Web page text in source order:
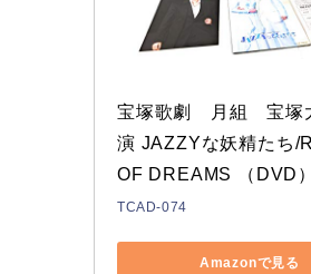
宝塚歌劇　月組　宝塚
演 JAZZYな妖精たち/
OF DREAMS （DVD）
TCAD-074
Amazonで見る